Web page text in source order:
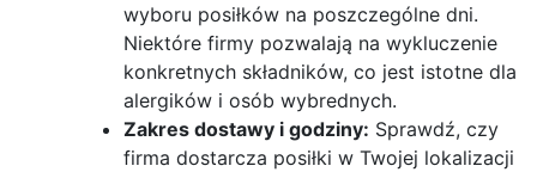
wyboru posiłków na poszczególne dni.
Niektóre firmy pozwalają na wykluczenie
konkretnych składników, co jest istotne dla
alergików i osób wybrednych.
Zakres dostawy i godziny: Sprawdź, czy
firma dostarcza posiłki w Twojej lokalizacji